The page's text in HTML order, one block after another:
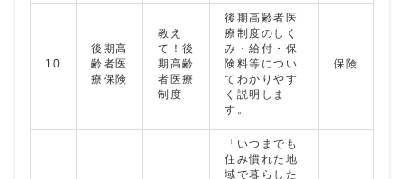
10
後期高
齢者医
療保険
教え
て！後
期高齢
者医療
制度
後期高齢者医
療制度のしく
み・給付・保
険料等につい
てわかりやす
く説明しま
す。
保険
「いつまでも
住み慣れた地
域で暮らした